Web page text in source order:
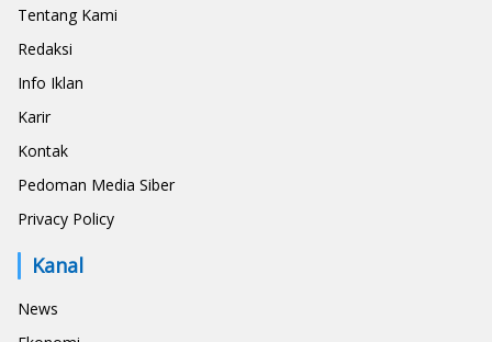
Tentang Kami
Redaksi
Info Iklan
Karir
Kontak
Pedoman Media Siber
Privacy Policy
Kanal
News